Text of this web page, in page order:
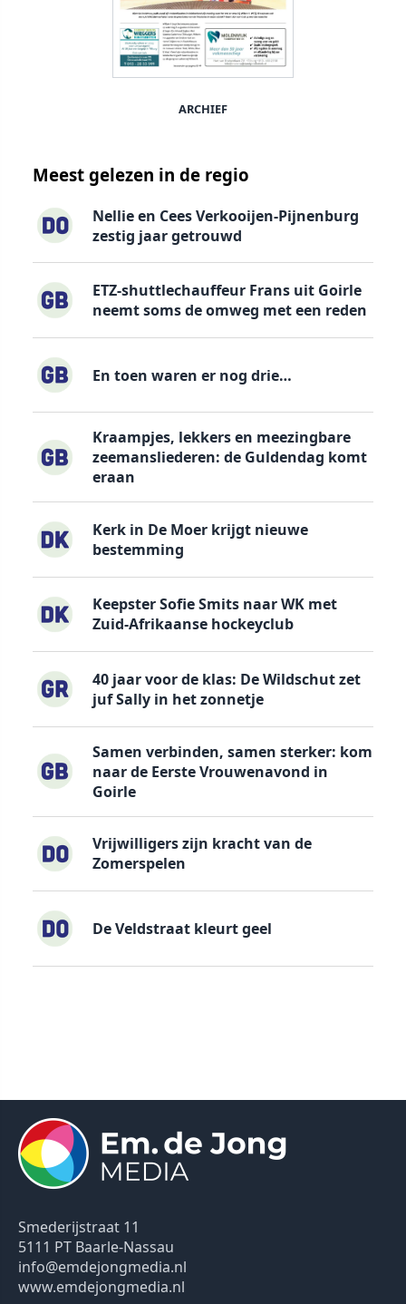
ARCHIEF
Meest gelezen in de regio
Nellie en Cees Verkooijen-Pijnenburg
zestig jaar getrouwd
ETZ-shuttlechauffeur Frans uit Goirle
neemt soms de omweg met een reden
En toen waren er nog drie…
Kraampjes, lekkers en meezingbare
zeemansliederen: de Guldendag komt
eraan
Kerk in De Moer krijgt nieuwe
bestemming
Keepster Sofie Smits naar WK met
Zuid-Afrikaanse hockeyclub
40 jaar voor de klas: De Wildschut zet
juf Sally in het zonnetje
Samen verbinden, samen sterker: kom
naar de Eerste Vrouwenavond in
Goirle
Vrijwilligers zijn kracht van de
Zomerspelen
De Veldstraat kleurt geel
Smederijstraat 11
5111 PT Baarle-Nassau
info@emdejongmedia.nl
www.emdejongmedia.nl